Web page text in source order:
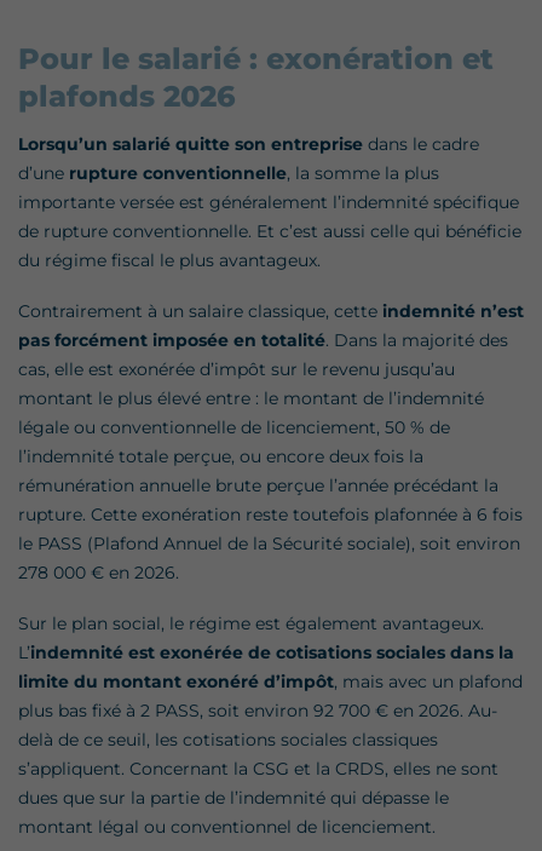
Pour le salarié : exonération et
plafonds 2026
Lorsqu’un salarié quitte son entreprise dans le cadre
d’une rupture conventionnelle, la somme la plus
importante versée est généralement l’indemnité spécifique
de rupture conventionnelle. Et c’est aussi celle qui bénéficie
du régime fiscal le plus avantageux.
Contrairement à un salaire classique, cette indemnité n’est
pas forcément imposée en totalité. Dans la majorité des
cas, elle est exonérée d’impôt sur le revenu jusqu’au
montant le plus élevé entre : le montant de l’indemnité
légale ou conventionnelle de licenciement, 50 % de
l’indemnité totale perçue, ou encore deux fois la
rémunération annuelle brute perçue l’année précédant la
rupture. Cette exonération reste toutefois plafonnée à 6 fois
le PASS (Plafond Annuel de la Sécurité sociale), soit environ
278 000 € en 2026.
Sur le plan social, le régime est également avantageux.
L’indemnité est exonérée de cotisations sociales dans la
limite du montant exonéré d’impôt, mais avec un plafond
plus bas fixé à 2 PASS, soit environ 92 700 € en 2026. Au-
delà de ce seuil, les cotisations sociales classiques
s’appliquent. Concernant la CSG et la CRDS, elles ne sont
dues que sur la partie de l’indemnité qui dépasse le
montant légal ou conventionnel de licenciement.